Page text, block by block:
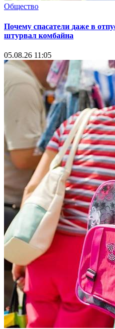
Общество
Почему спасатели даже в
штурвал комбайна
05.08.26 11:05